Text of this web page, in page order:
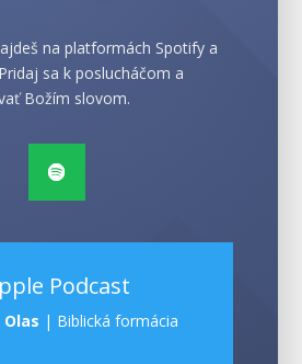
na platformách Spotify a
sa k poslucháčom a
Božím slovom.
Podcast
| Biblická formácia